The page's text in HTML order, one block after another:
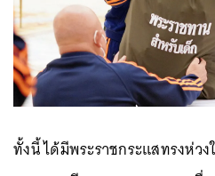
ทั้งนี้ ได้มีพระราชกระแสทรงห่ว